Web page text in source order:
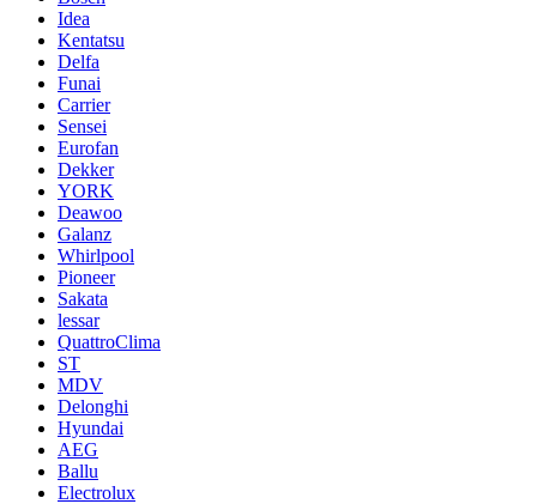
Idea
Kentatsu
Delfa
Funai
Carrier
Sensei
Eurofan
Dekker
YORK
Deawoo
Galanz
Whirlpool
Pioneer
Sakata
lessar
QuattroClima
ST
MDV
Delonghi
Hyundai
AEG
Ballu
Electrolux